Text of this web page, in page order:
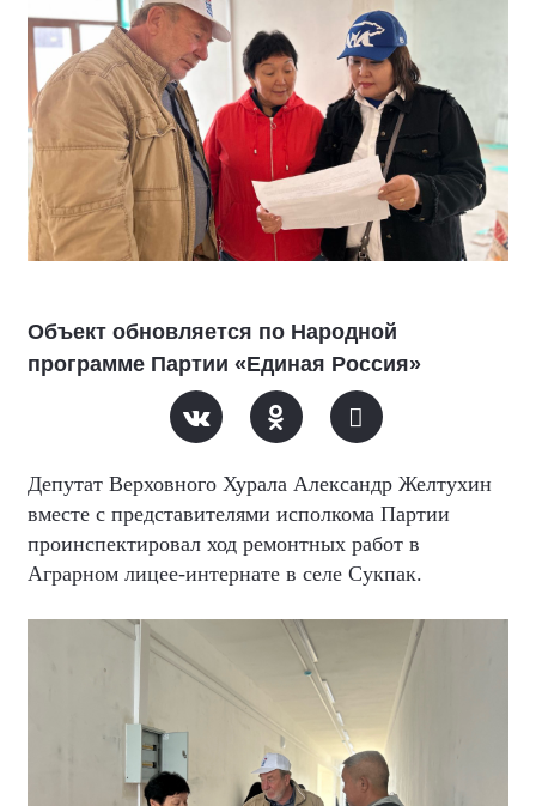
Объект обновляется по Народной
программе Партии «Единая Россия»
Депутат Верховного Хурала Александр Желтухин
вместе с представителями исполкома Партии
проинспектировал ход ремонтных работ в
Аграрном лицее-интернате в селе Сукпак.